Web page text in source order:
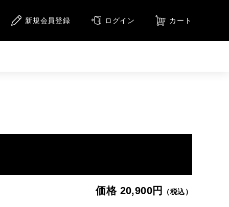
新規会員登録 ログイン カート
価格 20,900円 （税込）